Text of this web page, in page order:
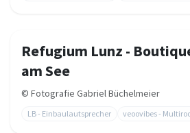
Refugium Lunz -
am See
© Fotografie Gabriel Büchelmeier
LB - Einbaulautsprecher veoovibes -